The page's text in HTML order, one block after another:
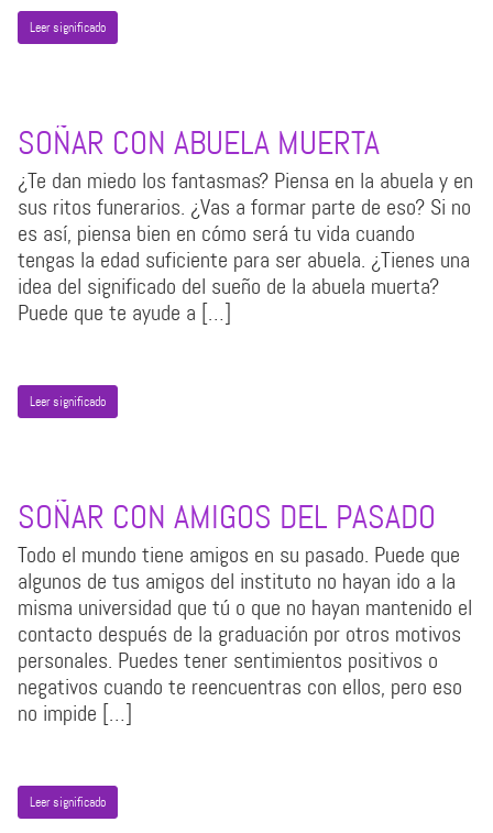
Leer significado
SOÑAR CON ABUELA MUERTA
¿Te dan miedo los fantasmas? Piensa en la abuela y en
sus ritos funerarios. ¿Vas a formar parte de eso? Si no
es así, piensa bien en cómo será tu vida cuando
tengas la edad suficiente para ser abuela. ¿Tienes una
idea del significado del sueño de la abuela muerta?
Puede que te ayude a […]
Leer significado
SOÑAR CON AMIGOS DEL PASADO
Todo el mundo tiene amigos en su pasado. Puede que
algunos de tus amigos del instituto no hayan ido a la
misma universidad que tú o que no hayan mantenido el
contacto después de la graduación por otros motivos
personales. Puedes tener sentimientos positivos o
negativos cuando te reencuentras con ellos, pero eso
no impide […]
Leer significado